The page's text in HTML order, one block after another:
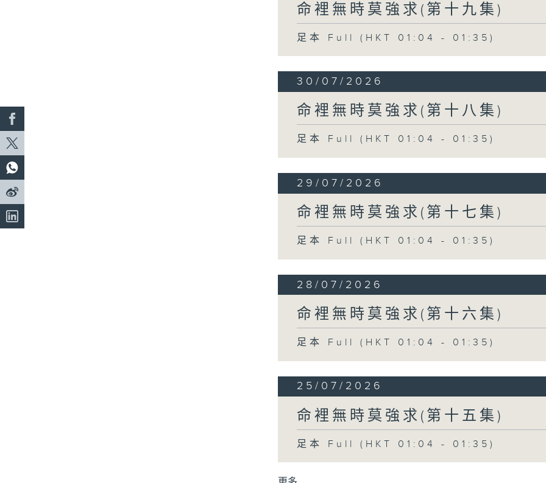
命裡無時莫強求(第十九集)
足本 Full (HKT 01:04 - 01:35)
30/07/2026
命裡無時莫強求(第十八集)
足本 Full (HKT 01:04 - 01:35)
29/07/2026
命裡無時莫強求(第十七集)
足本 Full (HKT 01:04 - 01:35)
28/07/2026
命裡無時莫強求(第十六集)
足本 Full (HKT 01:04 - 01:35)
25/07/2026
命裡無時莫強求(第十五集)
足本 Full (HKT 01:04 - 01:35)